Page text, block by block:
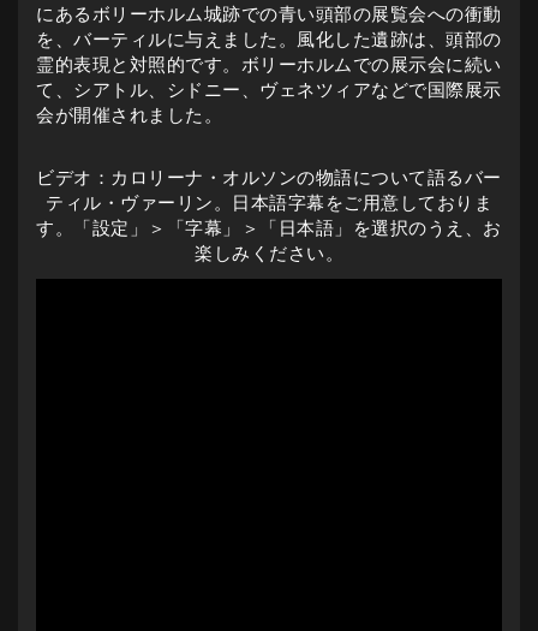
にあるボリーホルム城跡での青い頭部の展覧会への衝動
を、バーティルに与えました。風化した遺跡は、頭部の
霊的表現と対照的です。ボリーホルムでの展示会に続い
て、シアトル、シドニー、ヴェネツィアなどで国際展示
会が開催されました。
ビデオ：カロリーナ・オルソンの物語について語るバー
ティル・ヴァーリン。日本語字幕をご用意しておりま
す。「設定」＞「字幕」＞「日本語」を選択のうえ、お
楽しみください。